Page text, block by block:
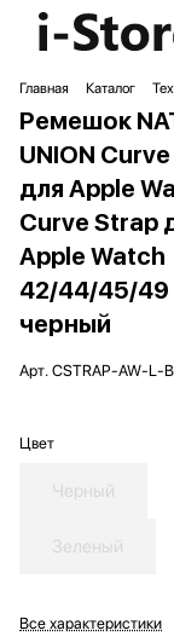
Главная Каталог
Ремешок
UNION
для Apple
Curve Strap
Apple Watch
42/44/45/
черный
Арт. CSTRAP-AW-L-
Цвет
Черный
Зеленый
Все характеристики